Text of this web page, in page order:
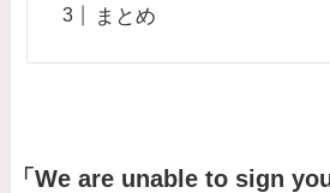
まとめ
「We are unable to sign